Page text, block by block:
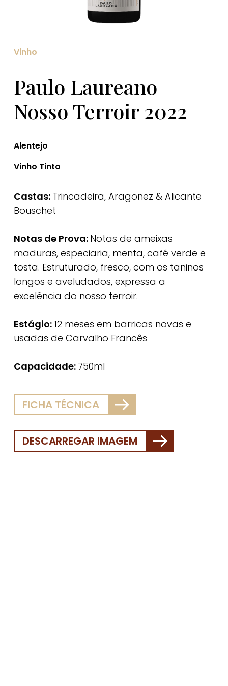
Vinho
Paulo Laureano
Nosso Terroir 2022
Alentejo
Vinho Tinto
Castas: Trincadeira, Aragonez & Alicante
Bouschet
Notas de Prova: Notas de ameixas
maduras, especiaria, menta, café verde e
tosta. Estruturado, fresco, com os taninos
longos e aveludados, expressa a
excelência do nosso terroir.
Estágio: 12 meses em barricas novas e
usadas de Carvalho Francês
Capacidade: 750ml
FICHA TÉCNICA
DESCARREGAR IMAGEM